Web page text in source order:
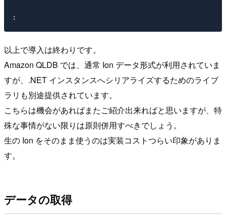
以上で導入は終わりです。
Amazon QLDB では、通常 Ion データ形式が利用されていま
すが、.NET インスタンスへシリアライズするためのライブ
ラリも別途提供されています。
こちらは機会があればまたご紹介出来ればと思いますが、特
殊な事情がない限りは原則併用すべきでしょう。
生の Ion をそのまま使うのは実装コストつらい印象がありま
す。
データの取得